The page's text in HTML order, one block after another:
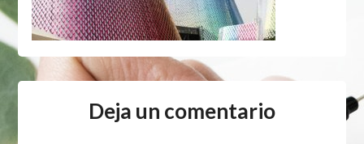
Deja un comentario